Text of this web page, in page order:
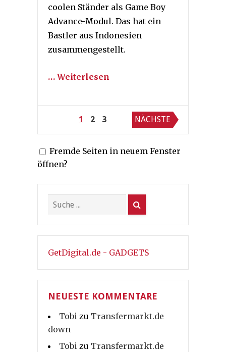
coolen Ständer als Game Boy
Advance-Modul. Das hat ein
Bastler aus Indonesien
zusammengestellt.
… Weiterlesen
Seitennummerierung
der
Beiträge
1 2 3 NÄCHSTE
Fremde Seiten in neuem Fenster
öffnen?
GetDigital.de - GADGETS
NEUESTE KOMMENTARE
Tobi zu Transfermarkt.de
down
Tobi zu Transfermarkt.de